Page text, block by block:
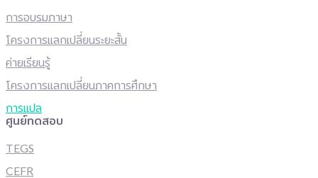
การอบรมภาษา
โครงการแลกเปลี่ยนระยะสั้น
ค่ายเรียนรู้
โครงการแลกเปลี่ยนภาคการศึกษา
การแปล
ศูนย์ทดสอบ
TEGS
CEFR